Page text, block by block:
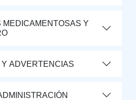
MEDICAMENTOSAS Y
ADVERTENCIAS